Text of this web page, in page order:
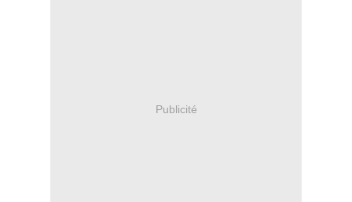
Publicité